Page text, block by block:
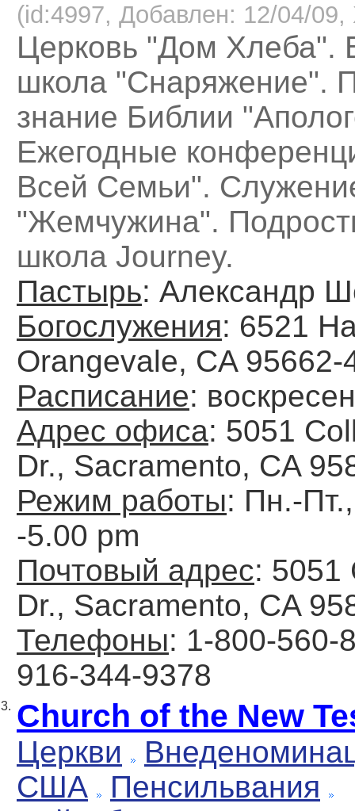
(id:4997, Добавлен: 12/04/09,
Церковь "Дом Хлеба".
школа "Снаряжение".
знание Библии
Ежегодные
Всей Семьи".
"Жемчужина".
школа Journey.
Пастырь: Александр
Богослужения: 6521
Orangevale, CA 95662-
Расписание:
Адрес офиса: 5051
Dr., Sacramento, CA
Режим работы: Пн.-
-5.00 pm
Почтовый адрес: 5051
Dr., Sacramento, CA
Телефоны: 1-800-560-
916-344-9378
3. Church of the New
Церкви
США
Пенсильвания